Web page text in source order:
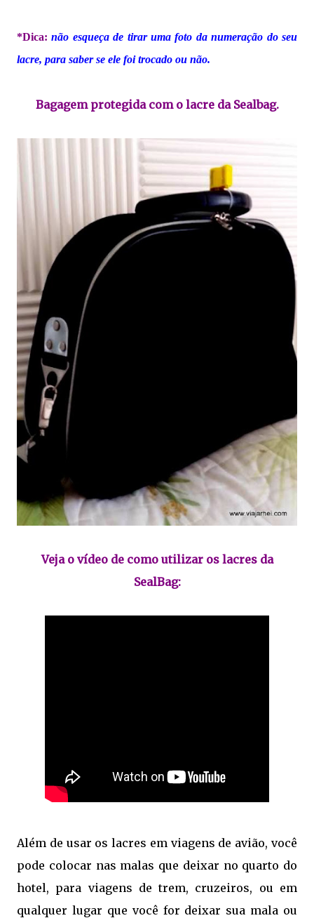
*Dica: não esqueça de tirar uma foto da numeração do seu
lacre, para saber se ele foi trocado ou não.
Bagagem protegida com o lacre da Sealbag.
Veja o vídeo de como utilizar os lacres da
SealBag:
Além de usar os lacres em viagens de avião, você
pode colocar nas malas que deixar no quarto do
hotel, para viagens de trem, cruzeiros, ou em
qualquer lugar que você for deixar sua mala ou